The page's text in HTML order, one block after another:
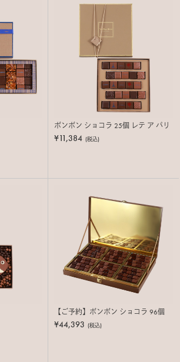
ボンボン ショコラ 25個 レテ ア パリ
¥11,384 (税込)
【ご予約】ボンボン ショコラ 96個
¥44,393 (税込)